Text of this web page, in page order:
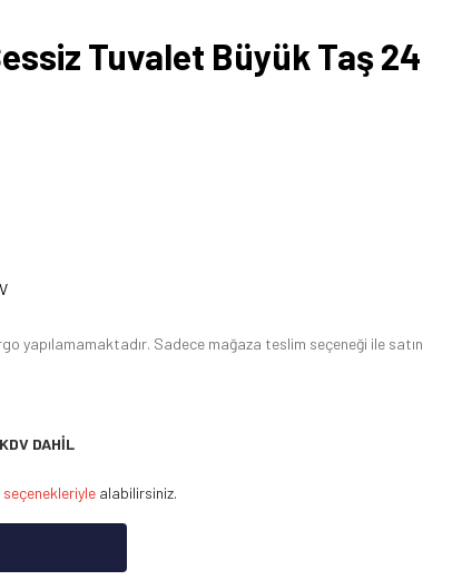
Tuvalet Büyük Taş 24
yapılamamaktadır. Sadece mağaza teslim seçeneği ile satın
KDV DAHİL
alabilirsiniz.